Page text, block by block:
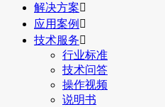
解决方案
应用案例 
技术服务
行业标准
技术问答
操作视频
说明书